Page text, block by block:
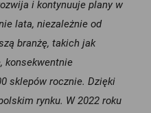
i kontynuuje plany w
lata, niezależnie od
branżę, takich jak
konsekwentnie
sklepów rocznie. Dzięki
rynku. W 2022 roku